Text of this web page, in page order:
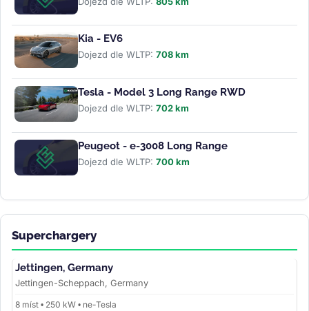
Kia - EV6
Dojezd dle WLTP: 708 km
Tesla - Model 3 Long Range RWD
Dojezd dle WLTP: 702 km
Peugeot - e-3008 Long Range
Dojezd dle WLTP: 700 km
Superchargery
Jettingen, Germany
Jettingen-Scheppach, Germany
8 míst • 250 kW • ne-Tesla